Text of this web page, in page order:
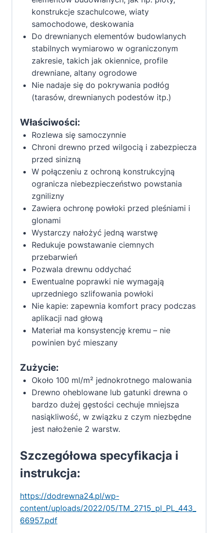
konstrukcje szachulcowe, wiaty
samochodowe, deskowania
Do drewnianych elementów budowlanych
stabilnych wymiarowo w ograniczonym
zakresie, takich jak okiennice, profile
drewniane, altany ogrodowe
Nie nadaje się do pokrywania podłóg
(tarasów, drewnianych podestów itp.)
Właściwości:
Rozlewa się samoczynnie
Chroni drewno przed wilgocią i zabezpiecza
przed sinizną
W połączeniu z ochroną konstrukcyjną
ogranicza niebezpieczeństwo powstania
zgnilizny
Zawiera ochronę powłoki przed pleśniami i
glonami
Wystarczy nałożyć jedną warstwę
Redukuje powstawanie ciemnych
przebarwień
Pozwala drewnu oddychać
Ewentualne poprawki nie wymagają
uprzedniego szlifowania powłoki
Nie kapie: zapewnia komfort pracy podczas
aplikacji nad głową
Materiał ma konsystencję kremu – nie
powinien być mieszany
Zużycie:
Około 100 ml/m² jednokrotnego malowania
Drewno oheblowane lub gatunki drewna o
bardzo dużej gęstości cechuje mniejsza
nasiąkliwość, w związku z czym niezbędne
jest nałożenie 2 warstw.
Szczegółowa specyfikacja i
instrukcja:
https://dodrewna24.pl/wp-
content/uploads/2022/05/TM_2715_pl_PL_443_
66957.pdf